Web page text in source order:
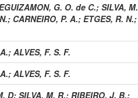
G. O. de C.; SILVA, M.
; CARNEIRO, P. A.; ETGES, R. N.;
; ALVES, F. S. F.
; ALVES, F. S. F.
D; SILVA, M. R.; RIBEIRO, J. B.;